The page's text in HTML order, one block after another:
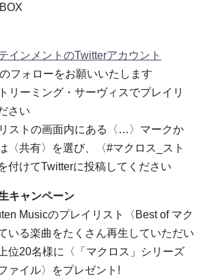
インメントのTwitterアカウント
のフォローをお願いいたします
リーミング・サーヴィスでプレイリ
さい
ストの画面内にある〈…〉マークか
〈共有〉を選び、〈#マクロス_スト
付けてTwitterに投稿してください
キャンペーン
Musicのプレイリスト〈Best of マク
いる楽曲をたくさん再生していただい
位20名様に〈「マクロス」シリーズ
ァイル〉をプレゼント!